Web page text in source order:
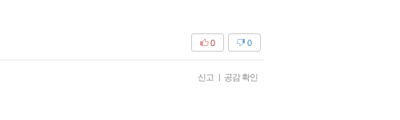
0
0
신고 | 공감 확인